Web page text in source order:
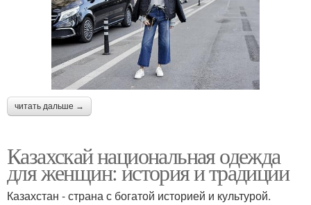
читать дальше →
Казахскай национальная одежда
для женщин: история и традиции
Казахстан - страна с богатой историей и культурой.